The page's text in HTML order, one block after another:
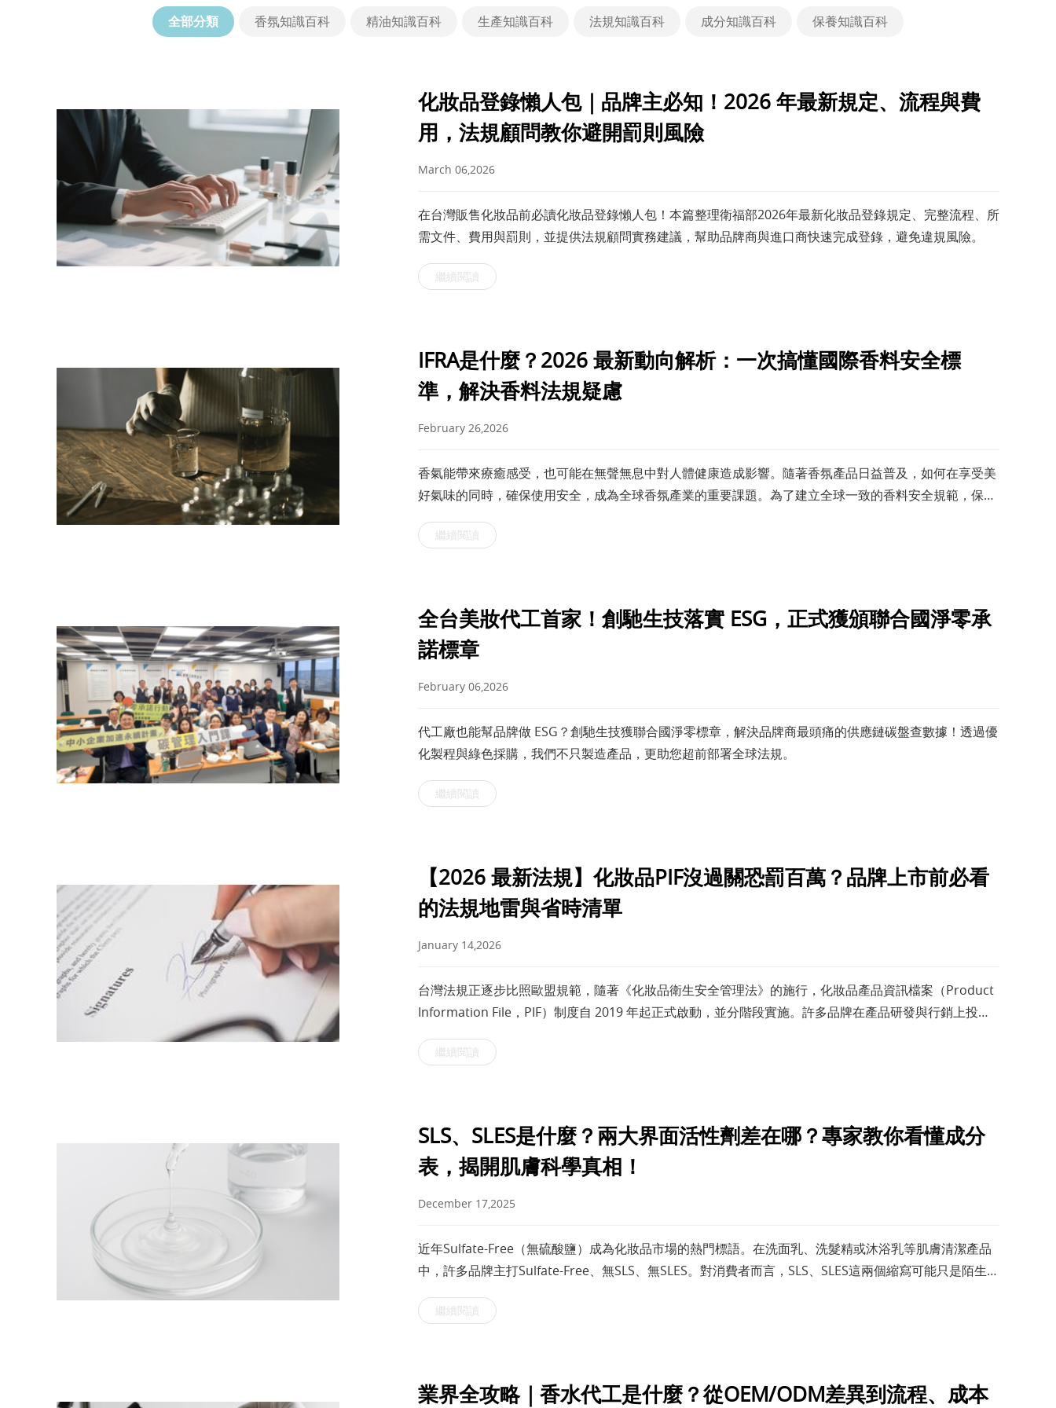
全部分類 香氛知識百科 精油知識百科 生產知識百科 法規知識百科 成分知識百科 保養知識百科
化妝品登錄懶人包｜品牌主必知！2026 年最新規定、流程與費
用，法規顧問教你避開罰則風險
March 06,2026
在台灣販售化妝品前必讀化妝品登錄懶人包！本篇整理衛福部2026年最新化妝品登錄規定、完整流程、所
需文件、費用與罰則，並提供法規顧問實務建議，幫助品牌商與進口商快速完成登錄，避免違規風險。
繼續閱讀
IFRA是什麼？2026 最新動向解析：一次搞懂國際香料安全標
準，解決香料法規疑慮
February 26,2026
香氣能帶來療癒感受，也可能在無聲無息中對人體健康造成影響。隨著香氛產品日益普及，如何在享受美
好氣味的同時，確保使用安全，成為全球香氛產業的重要課題。為了建立全球一致的香料安全規範，保障
繼續閱讀
全台美妝代工首家！創馳生技落實 ESG，正式獲頒聯合國淨零承
諾標章
February 06,2026
代工廠也能幫品牌做 ESG？創馳生技獲聯合國淨零標章，解決品牌商最頭痛的供應鏈碳盤查數據！透過優
化製程與綠色採購，我們不只製造產品，更助您超前部署全球法規。
繼續閱讀
【2026 最新法規】化妝品PIF沒過關恐罰百萬？品牌上市前必看
的法規地雷與省時清單
January 14,2026
台灣法規正逐步比照歐盟規範，隨著《化妝品衛生安全管理法》的施行，化妝品產品資訊檔案（Product
Information File，PIF）制度自 2019 年起正式啟動，並分階段實施。許多品牌在產品研發與行銷上投注
繼續閱讀
SLS、SLES是什麼？兩大界面活性劑差在哪？專家教你看懂成分
表，揭開肌膚科學真相！
December 17,2025
近年Sulfate-Free（無硫酸鹽）成為化妝品市場的熱門標語。在洗面乳、洗髮精或沐浴乳等肌膚清潔產品
中，許多品牌主打Sulfate-Free、無SLS、無SLES。對消費者而言，SLS、SLES這兩個縮寫可能只是陌生符
繼續閱讀
業界全攻略｜香水代工是什麼？從OEM/ODM差異到流程、成本